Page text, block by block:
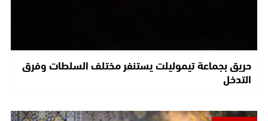
حريق بجماعة تيموليلت يستنفر مختلف السلطات وفرق
التدخل